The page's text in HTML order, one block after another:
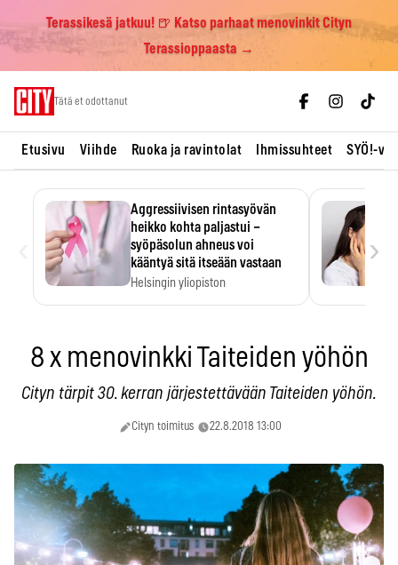
Terassikesä jatkuu! 🍺 Katso parhaat menovinkit Cityn
Terassioppaasta →
Tätä et odottanut
Etusivu Viihde Ruoka ja ravintolat Ihmissuhteet SYÖ!-
Aggressiivisen rintasyövän
heikko kohta paljastui –
syöpäsolun ahneus voi
kääntyä sitä itseään vastaan
Helsingin yliopiston
›
8 x menovinkki Taiteiden yöhön
Cityn tärpit 30. kerran järjestettävään Taiteiden yöhön.
Cityn toimitus 22.8.2018 13:00